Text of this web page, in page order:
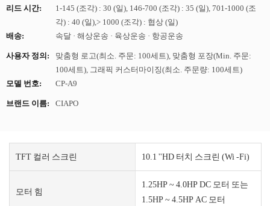
리드 시간:
1-145 (조각) : 30 (일), 146-700 (조각) : 35 (일), 701-1000 (조
각) : 40 (일),> 1000 (조각) : 협상 (일)
배송:
속달 · 해상운송 · 육상운송 · 항공운송
사용자 정의:
맞춤형 로고(최소. 주문: 100세트), 맞춤형 포장(Min. 주문:
100세트), 그래픽 커스터마이징(최소. 주문량: 100세트)
모델 번호:
CP-A9
브랜드 이름: CIAPO
TFT 컬러 스크린 10.1 ''HD 터치 스크린 (Wi -Fi)
모터 힘
1.25HP ~ 4.0HP DC 모터 또는
1.5HP ~ 4.5HP AC 모터